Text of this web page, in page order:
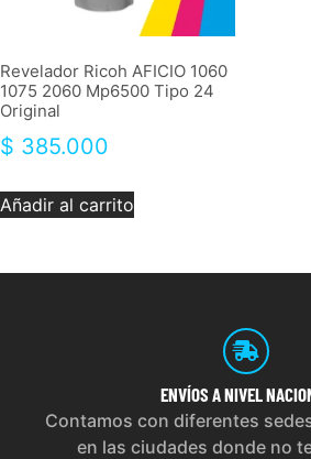
Revelador Ricoh AFICIO 1060
1075 2060 Mp6500 Tipo 24
Original
$ 385.000
Añadir al carrito
ENVÍOS A NIVEL
Contamos con diferentes
en las ciudades donde no